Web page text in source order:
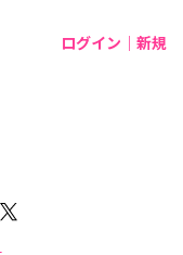
ログイン｜新規